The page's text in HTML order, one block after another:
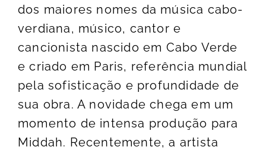
dos maiores nomes da música cabo-
verdiana, músico, cantor e
cancionista nascido em Cabo Verde
e criado em Paris, referência mundial
pela sofisticação e profundidade de
sua obra. A novidade chega em um
momento de intensa produção para
Middah. Recentemente, a artista